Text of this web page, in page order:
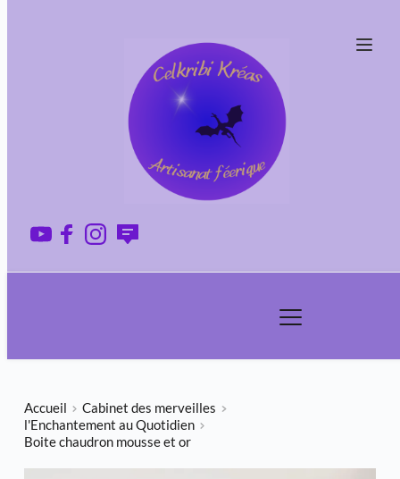
Accueil
Cabinet des merveilles
l'Enchantement au Quotidien
Boite chaudron mousse et or